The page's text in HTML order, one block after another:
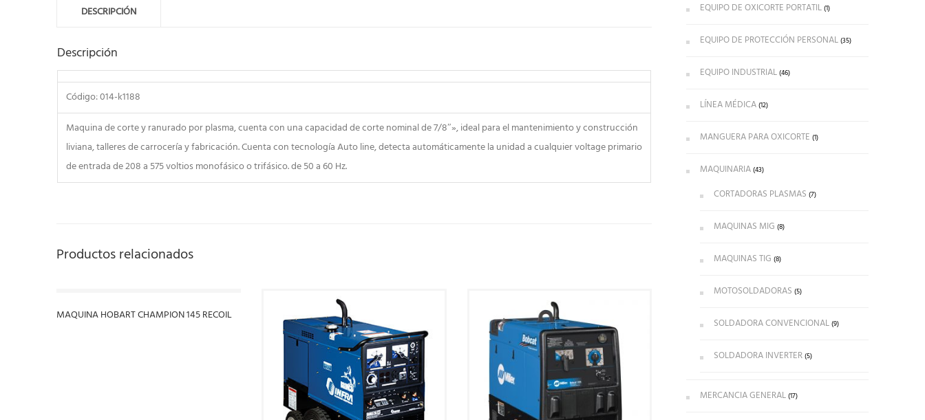
DESCRIPCIÓN
Descripción
Código: 014-k1188
Maquina de corte y ranurado por plasma, cuenta con una capacidad de corte nominal de 7/8″», ideal para el mantenimiento y construcción
liviana, talleres de carrocería y fabricación. Cuenta con tecnología Auto line, detecta automáticamente la unidad a cualquier voltage primario
de entrada de 208 a 575 voltios monofásico o trifásico. de 50 a 60 Hz.
Productos relacionados
MAQUINA HOBART CHAMPION 145 RECOIL
EQUIPO DE OXICORTE PORTATIL(1)
EQUIPO DE PROTECCIÓN PERSONAL(35)
EQUIPO INDUSTRIAL(46)
LÍNEA MÉDICA(12)
MANGUERA PARA OXICORTE (1)
MAQUINARIA(43)
CORTADORAS PLASMAS (7)
MAQUINAS MIG (8)
MAQUINAS TIG (8)
MOTOSOLDADORAS (5)
SOLDADORA CONVENCIONAL(9)
SOLDADORA INVERTER(5)
MERCANCIA GENERAL(17)